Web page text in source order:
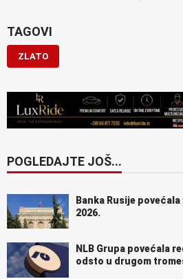
TAGOVI
ZLATO
POGLEDAJTE JOŠ...
Banka Rusije
2026.
NLB Grupa povećala
odsto u drugom